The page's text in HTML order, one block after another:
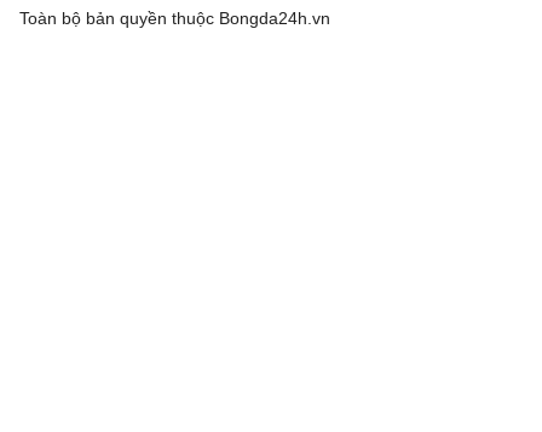
Toàn bộ bản quyền thuộc Bongda24h.vn